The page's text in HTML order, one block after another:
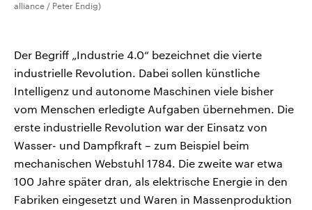
alliance / Peter Endig)
Der Begriff „Industrie 4.0“ bezeichnet die vierte
industrielle Revolution. Dabei sollen künstliche
Intelligenz und autonome Maschinen viele bisher
vom Menschen erledigte Aufgaben übernehmen. Die
erste industrielle Revolution war der Einsatz von
Wasser- und Dampfkraft – zum Beispiel beim
mechanischen Webstuhl 1784. Die zweite war etwa
100 Jahre später dran, als elektrische Energie in den
Fabriken eingesetzt und Waren in Massenproduktion